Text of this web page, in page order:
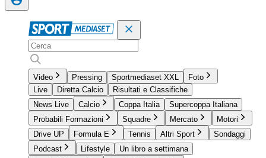
Video Pressing Sportmediaset XXL
Foto
Live
Diretta Calcio
Risultati e Classifiche
News Live
Calcio Coppa Italia
Supercoppa Italiana
Probabili Formazioni
Squadre Mercato
Motori
Drive UP
Formula E Tennis Altri Sport
Sondaggi
Podcast
Lifestyle
Un libro a settimana